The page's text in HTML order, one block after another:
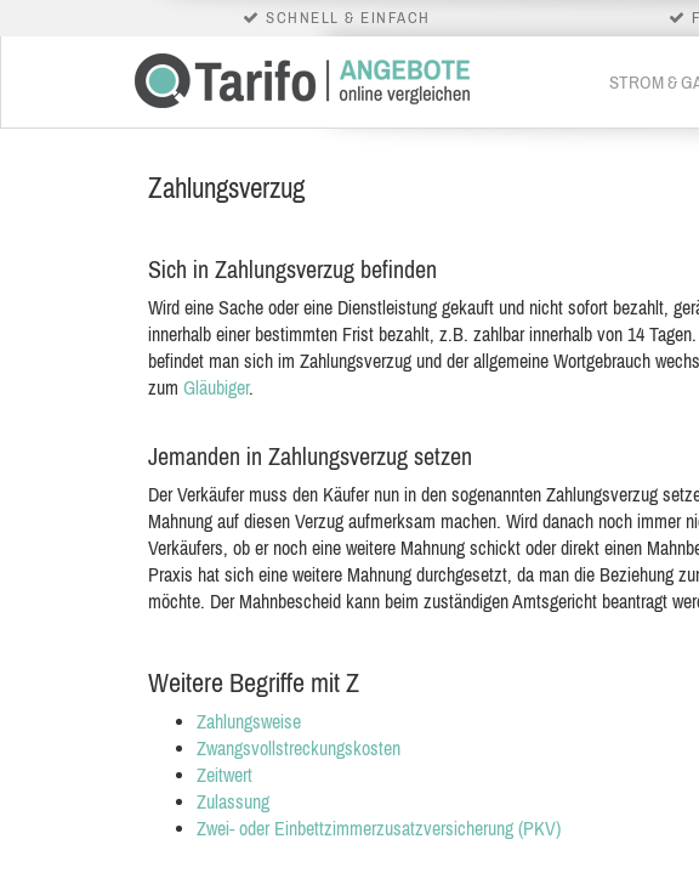
SCHNELL & EINFACH
STROM &
Zahlungsverzug
Sich in Zahlungsverzug befinden
Wird eine Sache oder eine Dienstleistung gekauft und nicht sofort bezahlt,
innerhalb einer bestimmten Frist bezahlt, z.B. zahlbar innerhalb von 14
befindet man sich im Zahlungsverzug und der allgemeine Wortgebrauch
zum Gläubiger.
Jemanden in Zahlungsverzug setzen
Der Verkäufer muss den Käufer nun in den sogenannten Zahlungsverzug
Mahnung auf diesen Verzug aufmerksam machen. Wird danach noch immer
Verkäufers, ob er noch eine weitere Mahnung schickt oder direkt einen
Praxis hat sich eine weitere Mahnung durchgesetzt, da man die Beziehung
möchte. Der Mahnbescheid kann beim zuständigen Amtsgericht beantragt
Weitere Begriffe mit Z
Zahlungsweise
Zwangsvollstreckungskosten
Zeitwert
Zulassung
Zwei- oder Einbettzimmerzusatzversicherung (PKV)